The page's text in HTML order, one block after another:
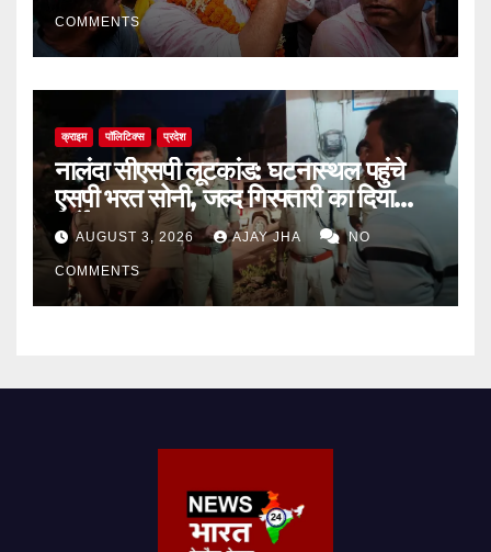
COMMENTS
क्राइम पॉलिटिक्स प्रदेश
नालंदा सीएसपी लूटकांड: घटनास्थल पहुंचे
एसपी भरत सोनी, जल्द गिरफ्तारी का दिया
निर्देश
AUGUST 3, 2026 AJAY JHA NO
COMMENTS